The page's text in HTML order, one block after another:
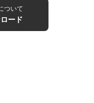
ついて
ード